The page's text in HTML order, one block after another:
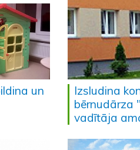
un
Izsludina
bērnudārza
vadītāja